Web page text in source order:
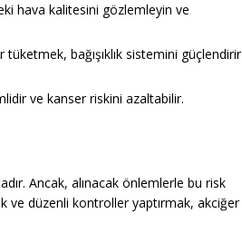
hava kalitesini gözlemleyin ve
tüketmek, bağışıklık sistemini güçlendirir
ve kanser riskini azaltabilir.
Ancak, alınacak önlemlerle bu risk
ve düzenli kontroller yaptırmak, akciğer